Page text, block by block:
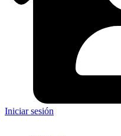
Iniciar sesión